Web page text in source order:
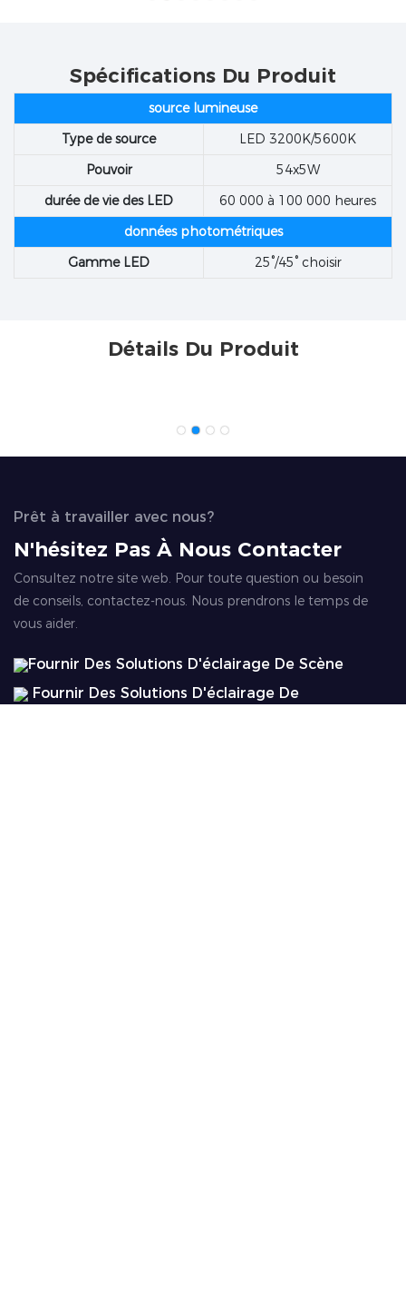
Spécifications Du Produit
source lumineuse
Type de source
LED 3200K/5600K
Pouvoir
54x5W
durée de vie des LED
60 000 à 100 000 heures
données photométriques
Gamme LED
25°/45° choisir
Détails Du Produit
Prêt à travailler avec nous?
N'hésitez Pas À Nous Contacter
Consultez notre site web. Pour toute question ou besoin
de conseils, contactez-nous. Nous prendrons le temps de
vous aider.
Fournir Des Solutions D'éclairage De Scène
Fournir Des Solutions D'éclairage De